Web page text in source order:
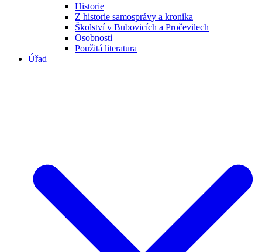
Historie
Z historie samosprávy a kronika
Školství v Bubovicích a Pročevilech
Osobnosti
Použitá literatura
Úřad